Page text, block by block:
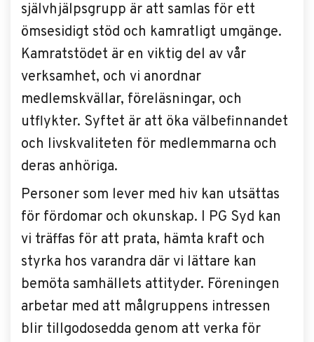
självhjälpsgrupp är att samlas för ett
ömsesidigt stöd och kamratligt umgänge.
Kamratstödet är en viktig del av vår
verksamhet, och vi anordnar
medlemskvällar, föreläsningar, och
utflykter. Syftet är att öka välbefinnandet
och livskvaliteten för medlemmarna och
deras anhöriga.
Personer som lever med hiv kan utsättas
för fördomar och okunskap. I PG Syd kan
vi träffas för att prata, hämta kraft och
styrka hos varandra där vi lättare kan
bemöta samhällets attityder. Föreningen
arbetar med att målgruppens intressen
blir tillgodosedda genom att verka för